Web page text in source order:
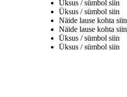
Üksus / sümbol siin
Üksus / sümbol siin
Näide lause kohta siin
Näide lause kohta siin
Üksus / sümbol siin
Üksus / sümbol siin